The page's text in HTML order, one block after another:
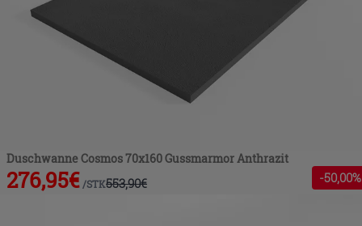
Duschwanne Cosmos 70x160 Gussmarmor Anthrazit
276,95€ /STK553,90€ -50,00%